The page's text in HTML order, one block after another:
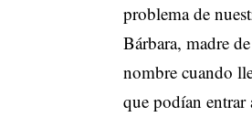
problema de
Bárbara, madre
nombre cuando
que podían